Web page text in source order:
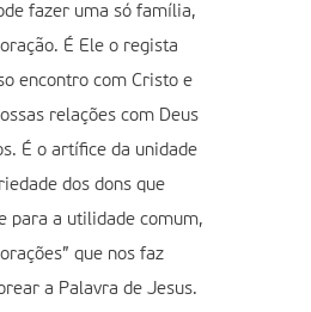
fazer uma só família,
É Ele o regista
encontro com Cristo e
relações com Deus
É o artífice da unidade
dos dons que
para a utilidade comum,
que nos faz
a Palavra de Jesus.